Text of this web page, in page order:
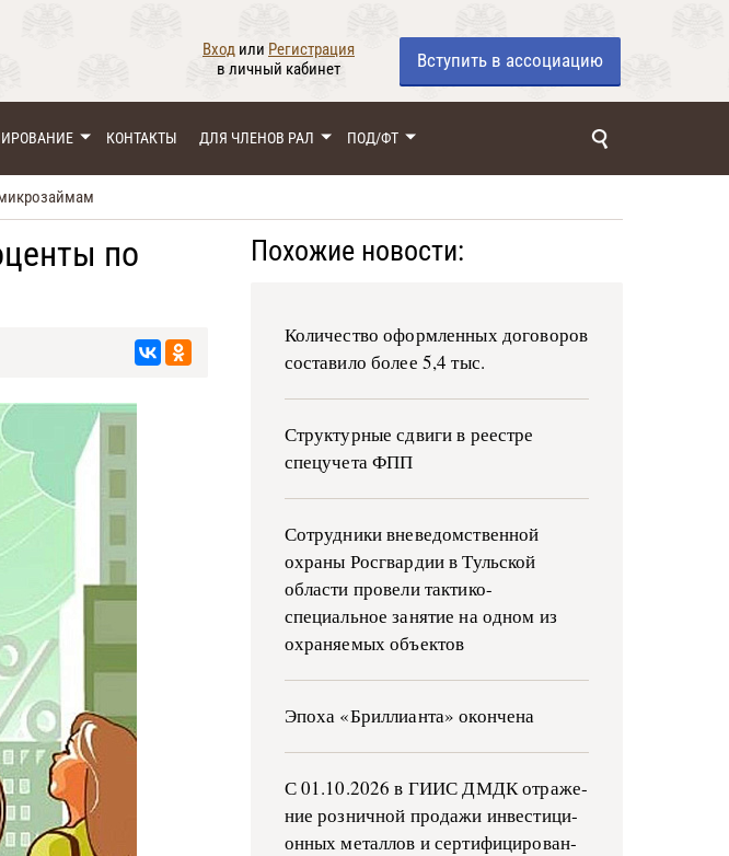
Вход или Регистрация
в личный кабинет
Вступить в ассоциацию
КОНТАКТЫ ДЛЯ ЧЛЕНОВ РАЛ ПОД/ФТ
по
Похожие новости:
Количество оформленных договоров
составило более 5,4 тыс.
Структурные сдвиги в реестре
спецучета ФПП
Сотрудники вневедомственной
охраны Росгвардии в Тульской
области провели тактико-
специальное занятие на одном из
охраняемых объектов
Эпоха «Бриллианта» окончена
С 01.10.2026 в ГИИС ДМДК от­ра­же­
ние роз­ни­ч­ной про­да­жи ин­ве­сти­ци­
он­ных ме­тал­лов и сер­ти­фи­ци­ро­ван­